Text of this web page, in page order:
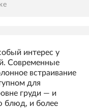
интерес у
Современные
встраивание
для
груди — и
блюд, и более